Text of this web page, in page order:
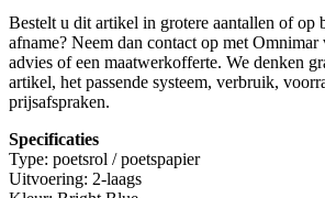
Bestelt u dit artikel in grotere aantallen of op
afname? Neem dan contact op met
advies of een maatwerkofferte. We denken
artikel, het passende systeem, verbruik,
prijsafspraken.
Specificaties
Type: poetsrol / poetspapier
Uitvoering: 2-laags